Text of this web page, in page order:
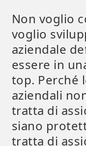
Non voglio
voglio
aziendale
essere in
top. Perché
aziendali
tratta di
siano
tratta di